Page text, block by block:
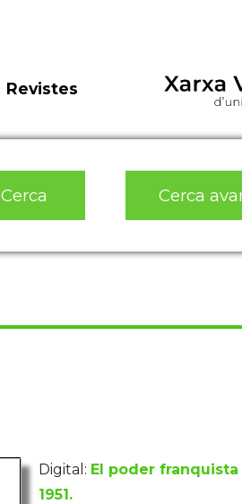
Revistes
Cerca Cerca
Digital: El poder franquista
1951.